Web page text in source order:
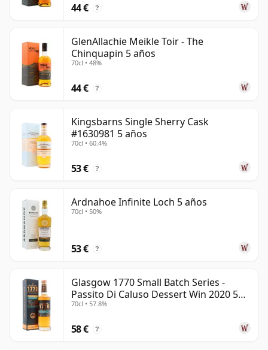
44 € ?
GlenAllachie Meikle Toir - The
Chinquapin 5 años
70cl • 48%
44 € ?
Kingsbarns Single Sherry Cask
#1630981 5 años
70cl • 60.4%
53 € ?
Ardnahoe Infinite Loch 5 años
70cl • 50%
53 € ?
Glasgow 1770 Small Batch Series -
Passito Di Caluso Dessert Win 2020 5
años
70cl • 57.8%
58 € ?